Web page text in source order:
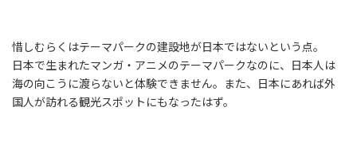
惜しむらくはテーマパークの建設地が日本ではないという点。
日本で生まれたマンガ・アニメのテーマパークなのに、日本人は
海の向こうに渡らないと体験できません。また、日本にあれば外
国人が訪れる観光スポットにもなったはず。